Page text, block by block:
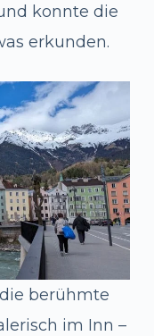
konnte die
erkunden.
berühmte
im Inn –